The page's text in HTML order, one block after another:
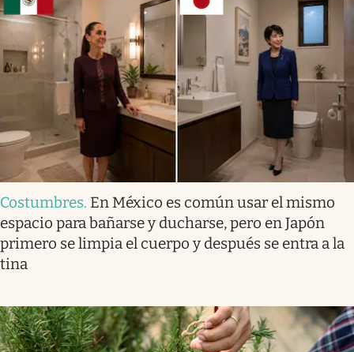
Costumbres. En México es común usar el mismo
espacio para bañarse y ducharse, pero en Japón
primero se limpia el cuerpo y después se entra a la
tina